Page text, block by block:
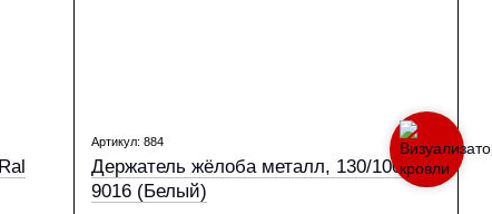
Артикул: 884
Держатель жёлоба металл, 130/100 Ral
9016 (Белый)